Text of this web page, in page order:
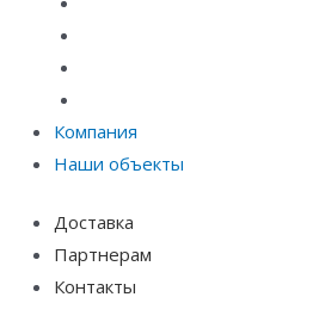
Компания
Наши объекты
Доставка
Партнерам
Контакты